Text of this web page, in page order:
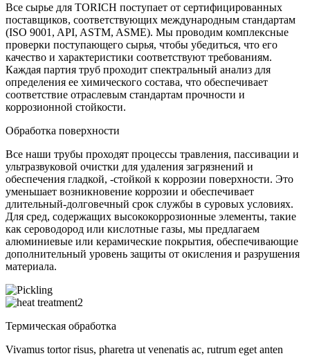
Все сырье для TORICH поступает от сертифицированных
поставщиков, соответствующих международным стандартам
(ISO 9001, API, ASTM, ASME). Мы проводим комплексные
проверки поступающего сырья, чтобы убедиться, что его
качество и характеристики соответствуют требованиям.
Каждая партия труб проходит спектральный анализ для
определения ее химического состава, что обеспечивает
соответствие отраслевым стандартам прочности и
коррозионной стойкости.
Обработка поверхности
Все наши трубы проходят процессы травления, пассивации и
ультразвуковой очистки для удаления загрязнений и
обеспечения гладкой, -стойкой к коррозии поверхности. Это
уменьшает возникновение коррозии и обеспечивает
длительный-долговечный срок службы в суровых условиях.
Для сред, содержащих высококоррозионные элементы, такие
как сероводород или кислотные газы, мы предлагаем
алюминиевые или керамические покрытия, обеспечивающие
дополнительный уровень защиты от окисления и разрушения
материала.
Термическая обработка
Vivamus tortor risus, pharetra ut venenatis ac, rutrum eget anten